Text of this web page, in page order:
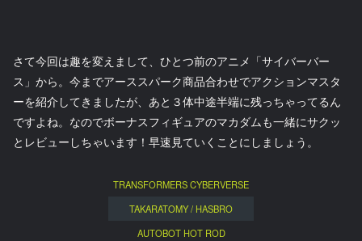
さて今回は趣を変えまして、ひとつ前のアニメ「サイバーバー
ス」から。今までアーススパーク商品合わせでアクションマスタ
ーを紹介してきましたが、あと３体中途半端に残っちゃってるん
ですよね。なのでボーナスフィギュアのマカダムも一緒にサクッ
とレビューしちゃいます！早速見ていくことにしましょう。
TRANSFORMERS CYBERVERSE
TAKARATOMY / HASBRO
AUTOBOT HOT ROD